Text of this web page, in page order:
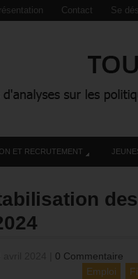
Contact Se
ET RECRUTEMENT
0 Commentaire
Emploi